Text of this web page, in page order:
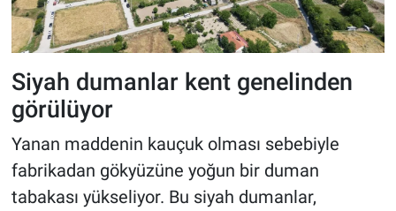
Siyah dumanlar kent genelinden
görülüyor
Yanan maddenin kauçuk olması sebebiyle
fabrikadan gökyüzüne yoğun bir duman
tabakası yükseliyor. Bu siyah dumanlar,